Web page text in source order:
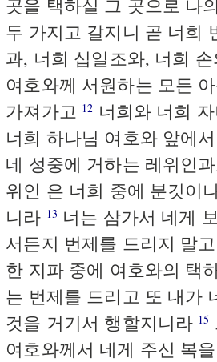
곳을 택하실 그 곳으로 나
두 가지고 갈지니 곧 너희
과, 너희 십일조와, 너희
여호와께 서원하는 모든
가져가고 12 너희와 너희
너희 하나님 여호와 앞에
네 성중에 거하는 레위인
위인 은 너희 중에 분깃이
니라 13 너는 삼가서 네게
서든지 번제를 드리지 말고
한 지파 중에 여호와의 택
는 번제를 드리고 또 내가
것을 거기서 행할지니라 15
여호와께서 네게 주신 복